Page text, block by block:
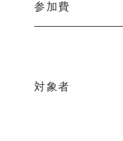
参加費
対象者